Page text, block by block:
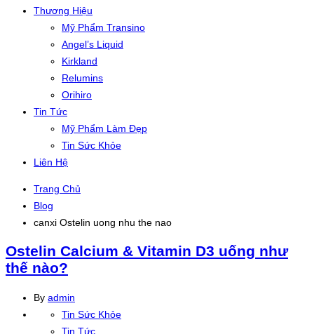
Thương Hiệu
Mỹ Phẩm Transino
Angel’s Liquid
Kirkland
Relumins
Orihiro
Tin Tức
Mỹ Phẩm Làm Đẹp
Tin Sức Khỏe
Liên Hệ
Trang Chủ
Blog
canxi Ostelin uong nhu the nao
Ostelin Calcium & Vitamin D3 uống như
thế nào?
By admin
Tin Sức Khỏe
Tin Tức